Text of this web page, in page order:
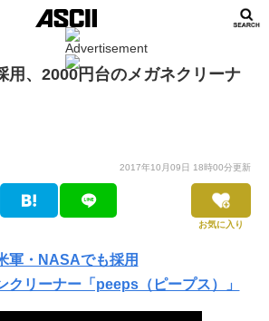
用、2000円台のメガネクリーナ
2017年10月09日 18時00分更新
お気に入り
軍・NASAでも採用
クリーナー「peeps（ピープス）」